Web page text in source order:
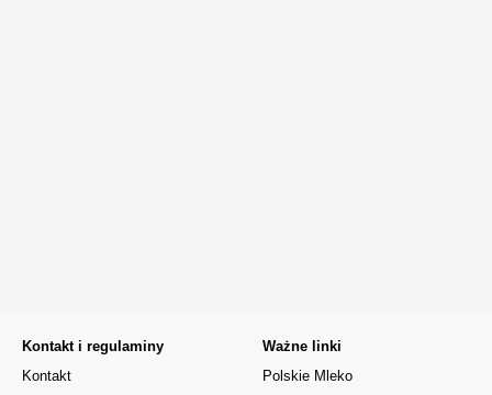
Kontakt i regulaminy
Kontakt
Ważne linki
Polskie Mleko